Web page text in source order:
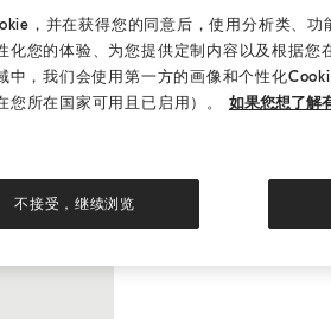
，并在获得您的同意后，使用分析类、功
您的体验、为您提供定制内容以及根据您
，我们会使用第一方的画像和个性化
所在国家可用且已启用）。
如果您想了解
不接受，继续浏览